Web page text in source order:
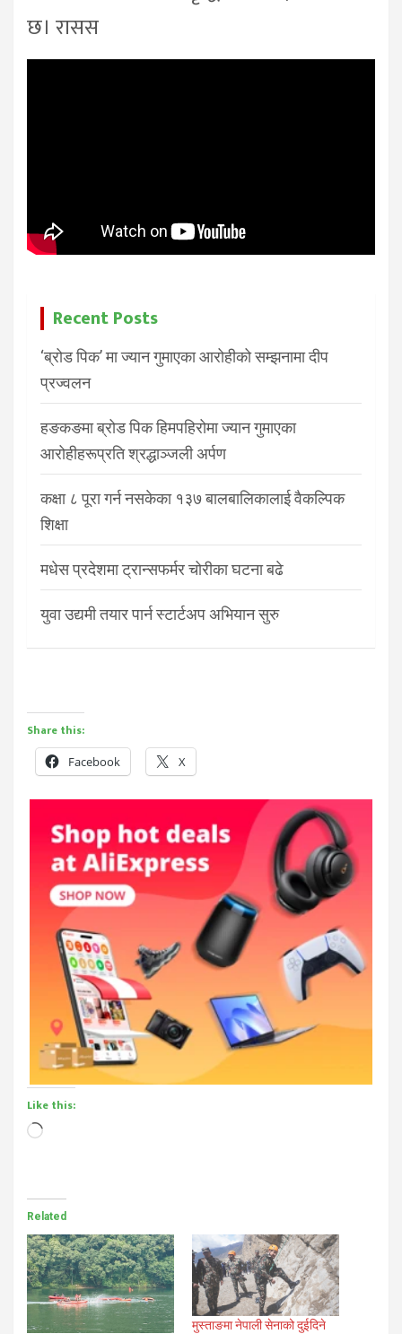
छ। रासस
Recent Posts
‘ब्रोड पिक’ मा ज्यान गुमाएका आरोहीको सम्झनामा दीप
प्रज्वलन
हङकङमा ब्रोड पिक हिमपहिरोमा ज्यान गुमाएका
आरोहीहरूप्रति श्रद्धाञ्जली अर्पण
कक्षा ८ पूरा गर्न नसकेका १३७ बालबालिकालाई वैकल्पिक
शिक्षा
मधेस प्रदेशमा ट्रान्सफर्मर चोरीका घटना बढे
युवा उद्यमी तयार पार्न स्टार्टअप अभियान सुरु
Share this:
Facebook X
Like this:
Loading…
Related
मुस्ताङमा नेपाली सेनाको दुईदिने